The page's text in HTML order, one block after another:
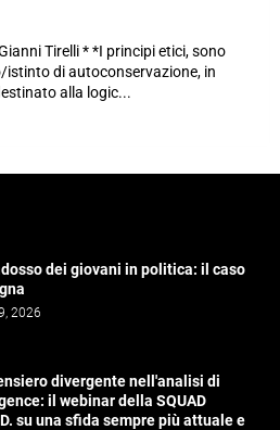
Tirelli * *I principi etici, sono
di autoconservazione, in
alla logic...
dei giovani in politica: il caso
2026
divergente nell'analisi di
il webinar della SQUAD
su una sfida sempre più attuale e